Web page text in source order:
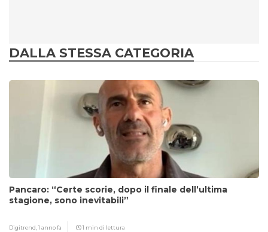
DALLA STESSA CATEGORIA
Pancaro: “Certe scorie, dopo il finale dell’ultima
stagione, sono inevitabili”
Digitrend,1 anno fa 1 min di lettura